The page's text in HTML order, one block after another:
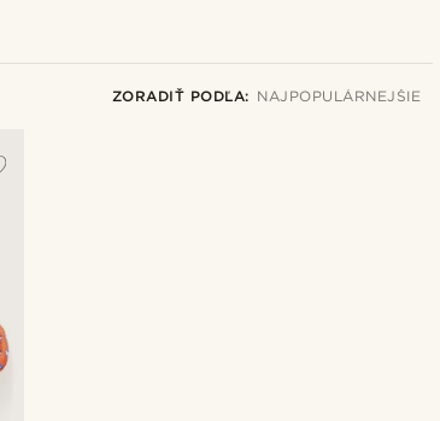
ZORADIŤ PODĽA: NAJPOPULÁRNEJŠIE